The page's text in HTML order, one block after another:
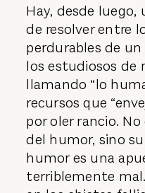
Hay, desde
de resolver entre
perdurables de
los estudiosos de
llamando “lo
recursos que
por oler rancio.
del humor, sino
humor es una
terriblemente